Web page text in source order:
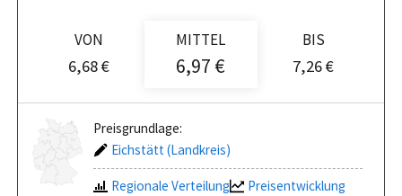
VON
6,68 €
MITTEL
6,97 €
BIS
7,26 €
Preisgrundlage:
Eichstätt (Landkreis)
Regionale Verteilung
Preisentwicklung